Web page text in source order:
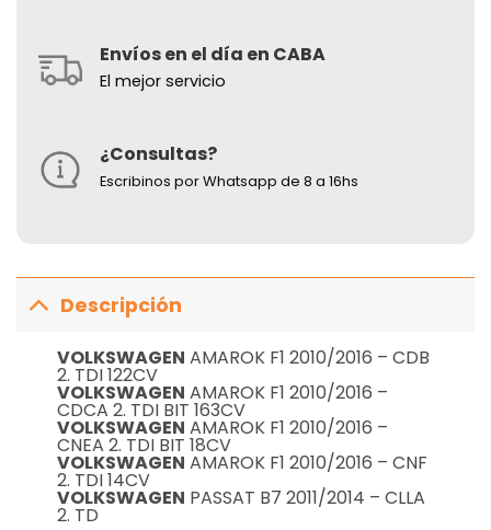
Envíos en el día en CABA
El mejor servicio
¿Consultas?
Escribinos por Whatsapp de 8 a 16hs
Descripción
VOLKSWAGEN AMAROK F1 2010/2016 – CDB
2. TDI 122CV
VOLKSWAGEN AMAROK F1 2010/2016 –
CDCA 2. TDI BIT 163CV
VOLKSWAGEN AMAROK F1 2010/2016 –
CNEA 2. TDI BIT 18CV
VOLKSWAGEN AMAROK F1 2010/2016 – CNF
2. TDI 14CV
VOLKSWAGEN PASSAT B7 2011/2014 – CLLA
2. TD